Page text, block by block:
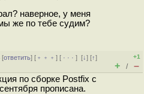
наверное, у меня
же по тебе судим?
[ответить] [ ﹢﹢﹢] [ · · ·][↓] [↑]
+1
+ / –
по сборке Postfix с
прописана.